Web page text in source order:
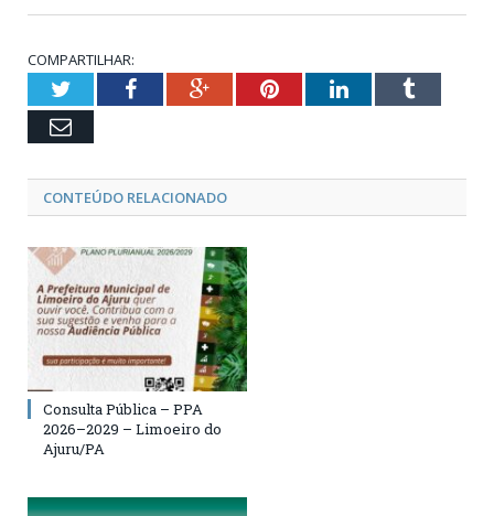
COMPARTILHAR:
TwitterFacebookGoogle+PinterestLinkedInTumblr
Email
CONTEÚDO RELACIONADO
Consulta Pública – PPA
2026–2029 – Limoeiro do
Ajuru/PA